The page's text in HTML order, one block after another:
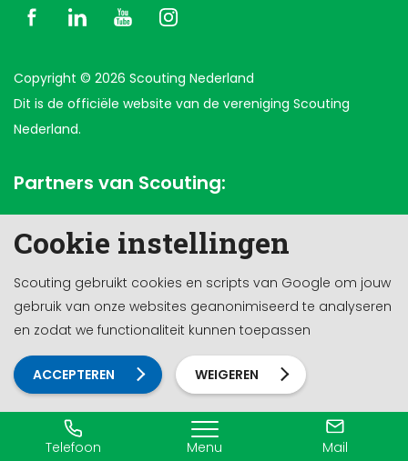
Cookie instellingen
Scouting gebruikt cookies en scripts van Google om jouw
gebruik van onze websites geanonimiseerd te analyseren
en zodat we functionaliteit kunnen toepassen
ACCEPTEREN WEIGEREN
Copyright © 2026 Scouting Nederland
Dit is de officiële website van de vereniging Scouting
Nederland.
Partners van Scouting:
Telefoon Menu Mail